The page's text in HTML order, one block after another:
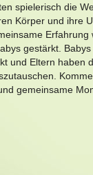
spielerisch die
Körper und ihre
Erfahrung
gestärkt.
und Eltern haben
gemeinsame